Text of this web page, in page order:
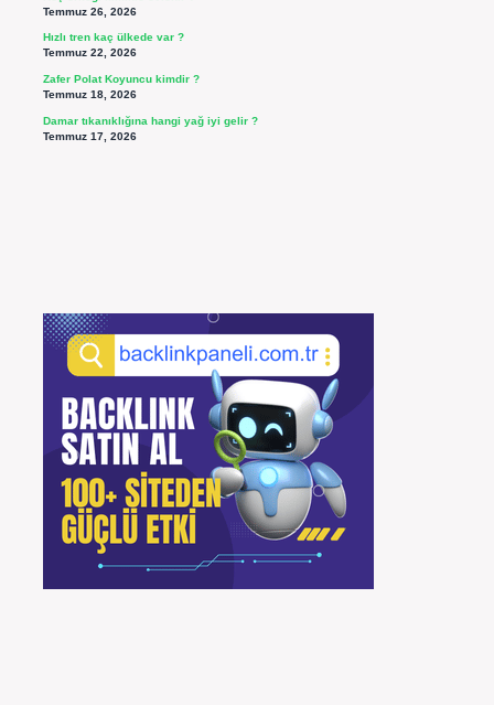
Temmuz 26, 2026
Hızlı tren kaç ülkede var ?
Temmuz 22, 2026
Zafer Polat Koyuncu kimdir ?
Temmuz 18, 2026
Damar tıkanıklığına hangi yağ iyi gelir ?
Temmuz 17, 2026